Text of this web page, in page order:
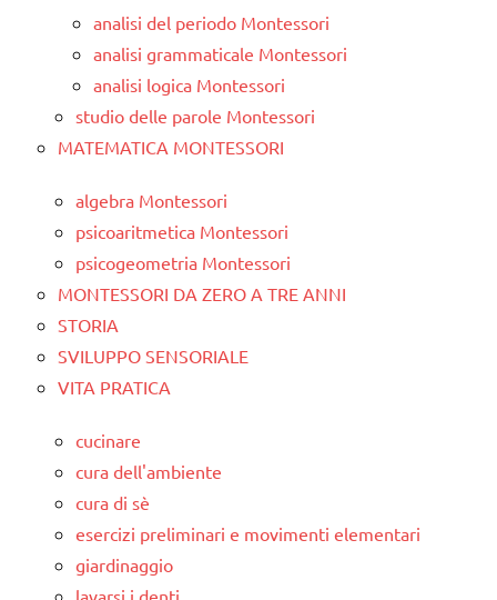
analisi del periodo Montessori
analisi grammaticale Montessori
analisi logica Montessori
studio delle parole Montessori
MATEMATICA MONTESSORI
algebra Montessori
psicoaritmetica Montessori
psicogeometria Montessori
MONTESSORI DA ZERO A TRE ANNI
STORIA
SVILUPPO SENSORIALE
VITA PRATICA
cucinare
cura dell'ambiente
cura di sè
esercizi preliminari e movimenti elementari
giardinaggio